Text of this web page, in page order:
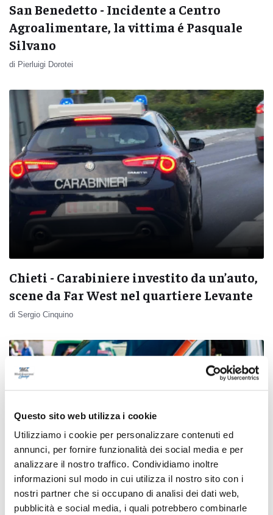
Questo sito web utilizza i cookie
Utilizziamo i cookie per personalizzare contenuti ed
annunci, per fornire funzionalità dei social media e per
analizzare il nostro traffico. Condividiamo inoltre
informazioni sul modo in cui utilizza il nostro sito con i
nostri partner che si occupano di analisi dei dati web,
pubblicità e social media, i quali potrebbero combinarle
San Benedetto - Incidente a Centro
Agroalimentare, la vittima é Pasquale
Silvano
di Pierluigi Dorotei
Chieti - Carabiniere investito da un’auto,
scene da Far West nel quartiere Levante
di Sergio Cinquino